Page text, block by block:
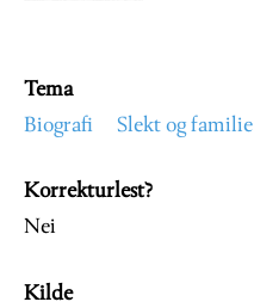
Tema
Biografi
Slekt og familie
Korrekturlest?
Nei
Kilde